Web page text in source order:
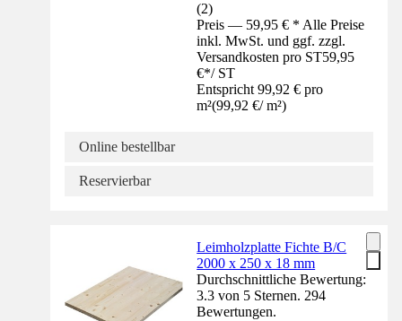
(2)
Preis — 59,95 € * Alle Preise
inkl. MwSt. und ggf. zzgl.
Versandkosten pro ST59,95
€*/ ST
Entspricht 99,92 € pro
m²(99,92 €/ m²)
Online bestellbar
Reservierbar
Leimholzplatte Fichte B/C
2000 x 250 x 18 mm
Durchschnittliche Bewertung:
3.3 von 5 Sternen. 294
Bewertungen.